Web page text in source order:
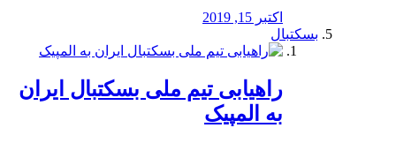
اکتبر 15, 2019
بسکتبال
راهیابی تیم ملی بسکتبال ایران
به المپیک